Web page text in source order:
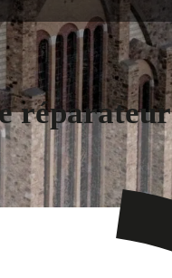
réparateur